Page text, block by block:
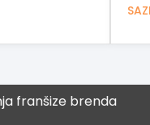
brenda